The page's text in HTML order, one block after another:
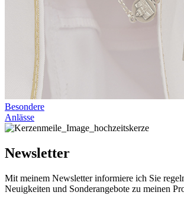
Besondere
Anlässe
Newsletter
Mit meinem Newsletter informiere ich Sie
Neuigkeiten und Sonderangebote zu meinen